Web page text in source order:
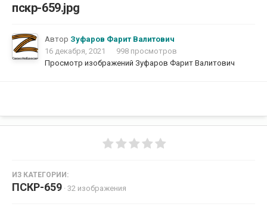
пскр-659.jpg
Автор Зуфаров Фарит Валитович
16 декабря, 2021
998 просмотров
Просмотр изображений Зуфаров Фарит Валитович
ИЗ КАТЕГОРИИ:
ПСКР-659 · 32 изображения